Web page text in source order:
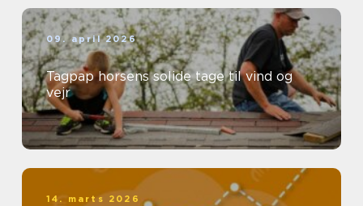
09. april 2026
Tagpap horsens solide tage til vind og
vejr
14. marts 2026